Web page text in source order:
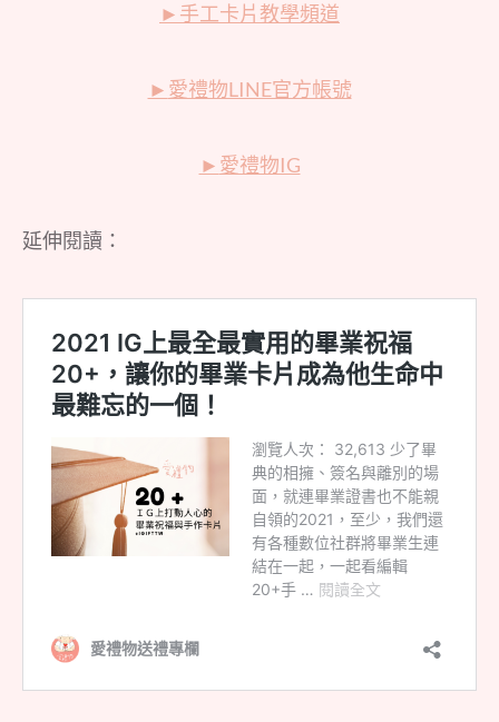
► 手工卡片教學頻道
► 愛禮物LINE官方帳號
► 愛禮物IG
延伸閱讀：